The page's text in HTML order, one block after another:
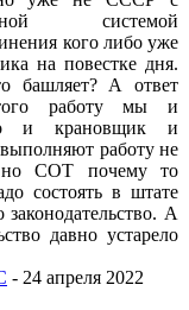
системой
кого либо уже
на повестке дня.
башляет? А ответ
работу мы и
и крановщик и
работу не
СОТ почему то
состоять в штате
А
давно устарело
- 24 апреля 2022